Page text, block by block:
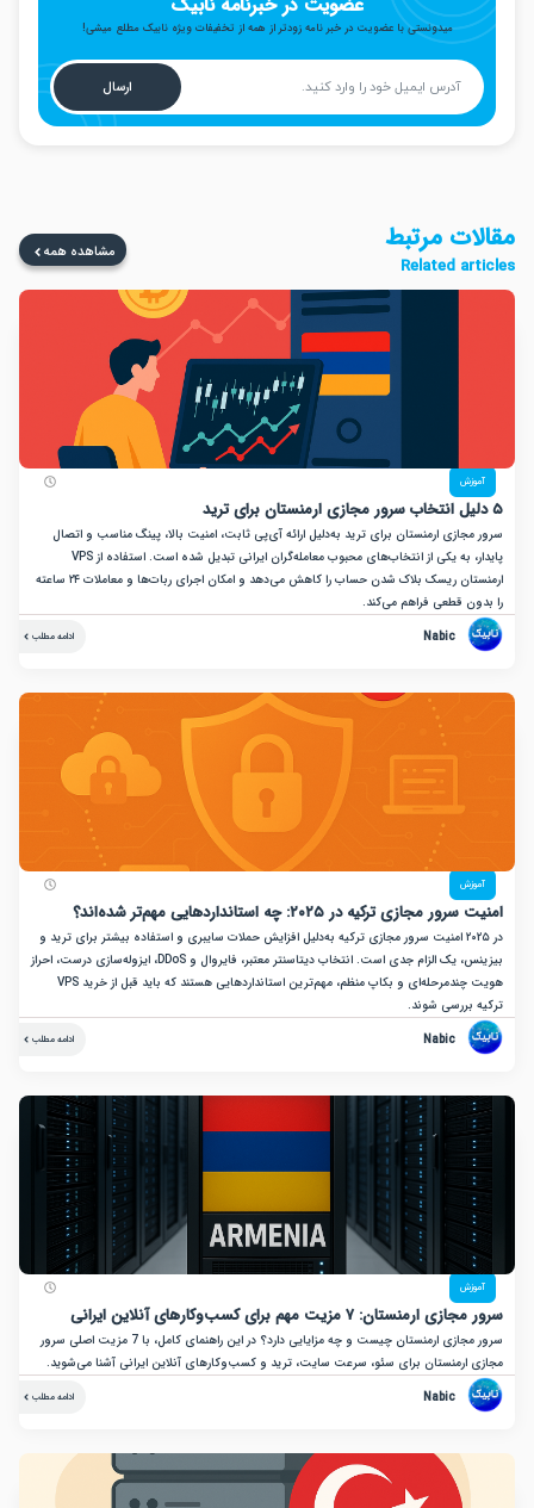
میدونستی با عضویت در خبر نامه زودتر از همه از تخفیفات ویژه نابیک مطلع میشی!
ارسال
مرتبط
Related
مشاهده همه
ارمنستان برای ترید به‌دلیل ارائه آی‌پی ثابت، امنیت بالا، پینگ مناسب و اتصال
پایدار، به یکی از انتخاب‌های محبوب معامله‌گران ایرانی تبدیل شده است. استفاده از VPS
ارمنستان ریسک بلاک شدن حساب را کاهش می‌دهد و امکان اجرای ربات‌ها و معاملات ۲۴ ساعته
قطعی فراهم می‌کند.
Nabic
ترکیه در ۲۰۲۵: چه استانداردهایی مهم‌تر شده‌اند؟
در ۲۰۲۵ امنیت سرور مجازی ترکیه به‌دلیل افزایش حملات سایبری و استفاده بیشتر برای ترید و
بیزینس، یک الزام جدی است. انتخاب دیتاسنتر معتبر، فایروال و DDoS، ایزوله‌سازی درست، احراز
هویت چندمرحله‌ای و بکاپ منظم، مهم‌ترین استانداردهایی هستند که باید قبل از خرید VPS
شوند.
Nabic
۷ مزیت مهم برای کسب‌وکارهای آنلاین ایرانی
سرور مجازی ارمنستان چیست و چه مزایایی دارد؟ در این راهنمای کامل، با 7 مزیت اصلی سرور
برای سئو، سرعت سایت، ترید و کسب‌وکارهای آنلاین ایرانی آشنا می‌شوید.
Nabic